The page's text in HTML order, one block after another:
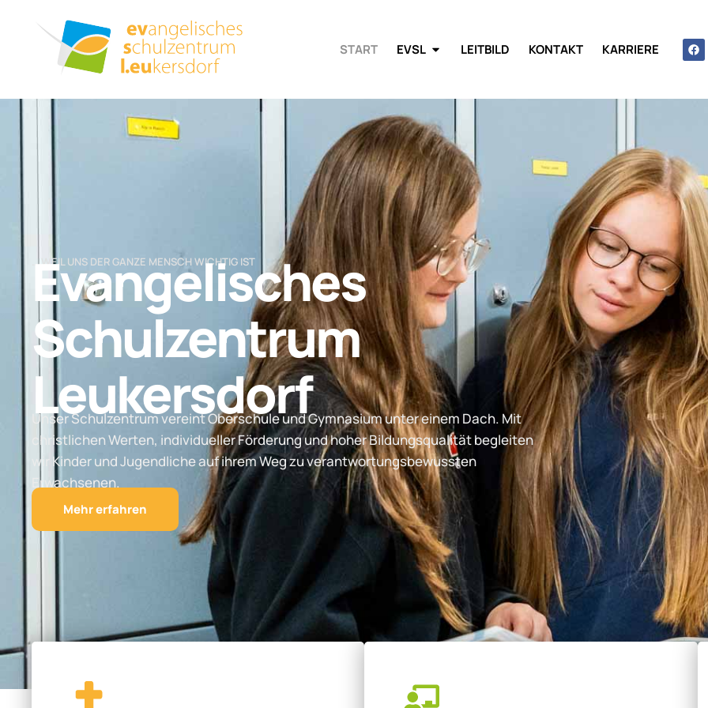
START EVSL LEITBILD KONTAKT KARRIERE
… WEIL UNS DER GANZE MENSCH WICHTIG IST
Evangelisches
Schulzentrum
Leukersdorf
Unser Schulzentrum vereint Oberschule und Gymnasium unter einem Dach. Mit
christlichen Werten, individueller Förderung und hoher Bildungsqualität begleiten
wir Kinder und Jugendliche auf ihrem Weg zu verantwortungsbewussten
Erwachsenen.
Mehr erfahren